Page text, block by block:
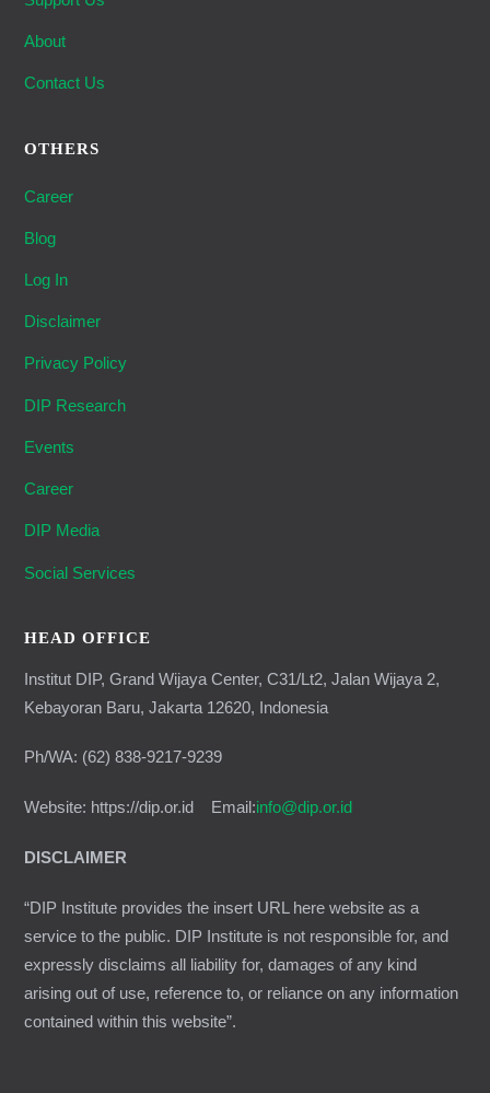
About
Contact Us
OTHERS
Career
Blog
Log In
Disclaimer
Privacy Policy
DIP Research
Events
Career
DIP Media
Social Services
HEAD OFFICE
Institut DIP, Grand Wijaya Center, C31/Lt2, Jalan Wijaya 2,
Kebayoran Baru, Jakarta 12620, Indonesia
Ph/WA: (62) 838-9217-9239
Website: https://dip.or.id Email:info@dip.or.id
DISCLAIMER
“DIP Institute provides the insert URL here website as a
service to the public. DIP Institute is not responsible for, and
expressly disclaims all liability for, damages of any kind
arising out of use, reference to, or reliance on any information
contained within this website”.